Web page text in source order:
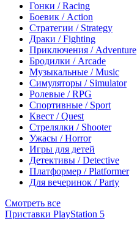
Гонки / Racing
Боевик / Action
Стратегии / Strategy
Драки / Fighting
Приключения / Adventure
Бродилки / Arcade
Музыкальные / Music
Симуляторы / Simulator
Ролевые / RPG
Спортивные / Sport
Квест / Quest
Стрелялки / Shooter
Ужасы / Horror
Игры для детей
Детективы / Detective
Платформер / Platformer
Для вечеринок / Party
Смотреть все
Приставки PlayStation 5